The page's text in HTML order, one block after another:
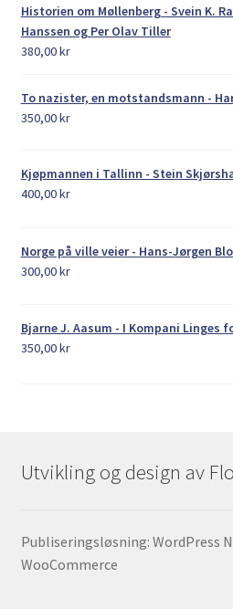
Historien om Møllenberg - Svein K.
Hanssen og Per Olav Tiller
380,00kr
To nazister, en motstandsmann -
350,00kr
Kjøpmannen i Tallinn - Stein
400,00kr
Norge på ville veier - Hans-Jørgen
300,00kr
Bjarne J. Aasum - I Kompani Linges
350,00kr
Utvikling og design av
Publiseringsløsning: WordPress
WooCommerce